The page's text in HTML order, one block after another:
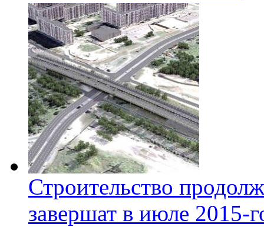
Строительство
завершат в июле 2015-